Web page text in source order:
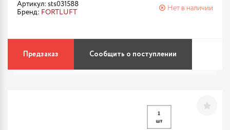
Артикул: sts031588
Бренд: FORTLUFT
Нет в наличии
Предзаказ Сообщить о поступлении